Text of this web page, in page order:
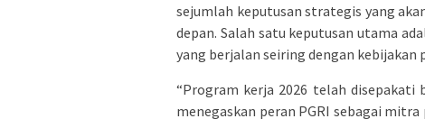
sejumlah keputusan strategis yang
depan. Salah satu keputusan utama
yang berjalan seiring dengan kebijakan
“Program kerja 2026 telah disepakati
menegaskan peran PGRI sebagai